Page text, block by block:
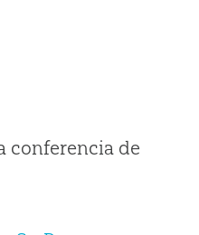
conferencia de